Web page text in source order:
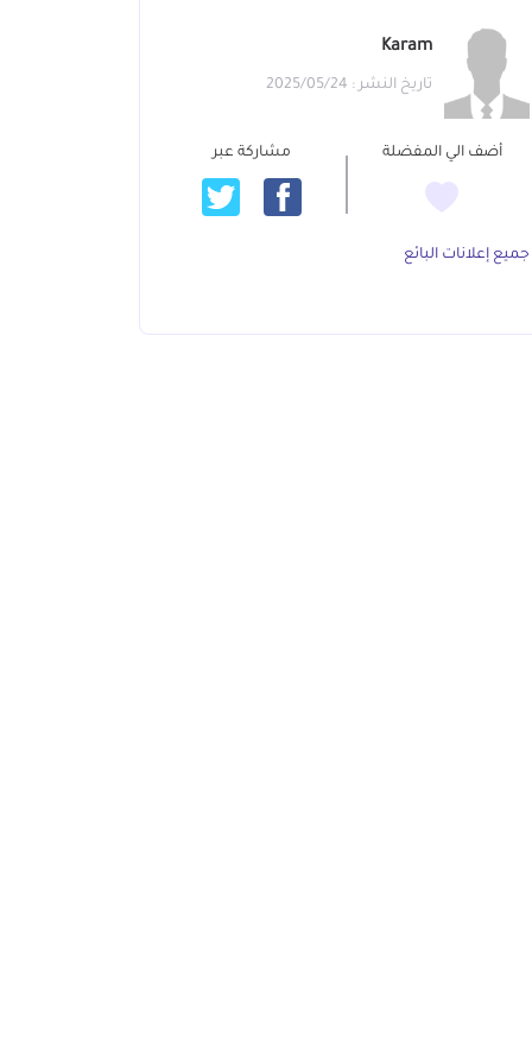
Karam
تاريخ النشر : 2025/05/24
أضف الي المفضلة مشاركة عبر
جميع إعلانات البائع